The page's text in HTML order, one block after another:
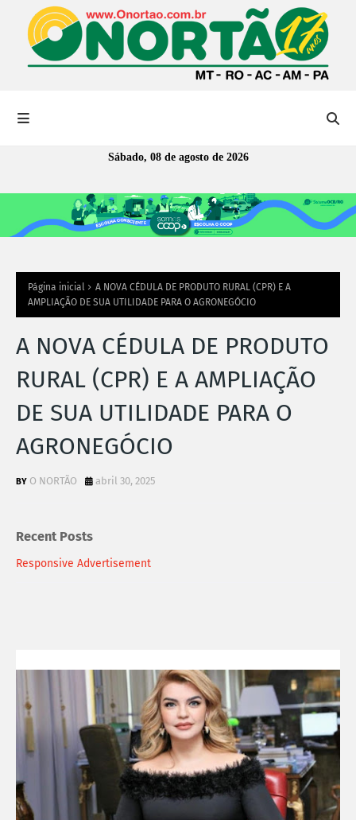
Sábado, 08 de agosto de 2026
Página inicial
A NOVA CÉDULA DE PRODUTO RURAL (CPR) E A
AMPLIAÇÃO DE SUA UTILIDADE PARA O AGRONEGÓCIO
A NOVA CÉDULA DE PRODUTO
RURAL (CPR) E A AMPLIAÇÃO
DE SUA UTILIDADE PARA O
AGRONEGÓCIO
O NORTÃO abril 30, 2025
Recent Posts
Responsive Advertisement